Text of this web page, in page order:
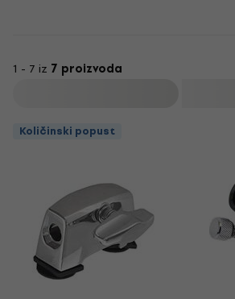
1 - 7 iz 7 proizvoda
Količinski popust